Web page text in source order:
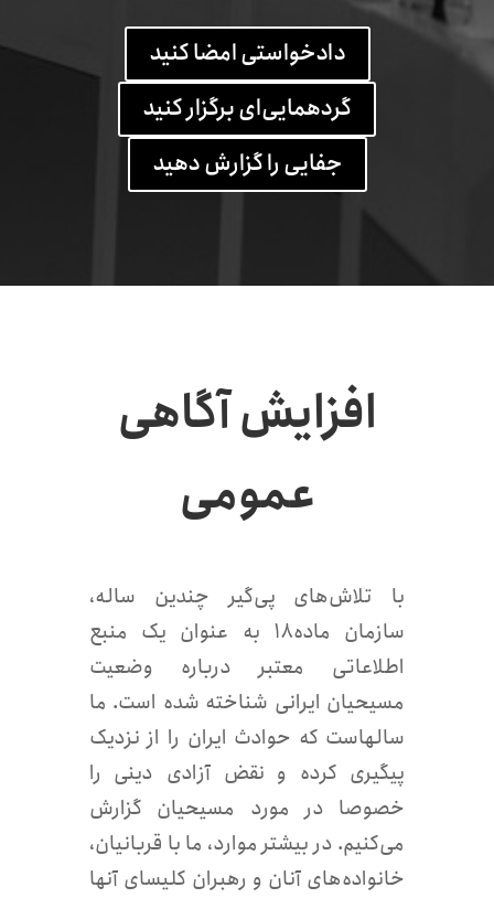
دادخواستی امضا کنید
گردهمایی‌ای برگزار کنید
جفایی را گزارش دهید
افزایش آگاهی
عمومی
با تلاش‌های پی‌گیر چندین ساله،
سازمان ماده۱۸ به عنوان یک منبع
اطلاعاتی معتبر درباره وضعیت
مسیحیان ایرانی شناخته شده است. ما
سالهاست که حوادث ایران را از نزدیک
پیگیری کرده و نقض آزادی دینی را
خصوصا در مورد مسیحیان گزارش
می‌کنیم. در بیشتر موارد، ما با قربانیان،
خانواده‌های آنان و رهبران کلیسای آنها